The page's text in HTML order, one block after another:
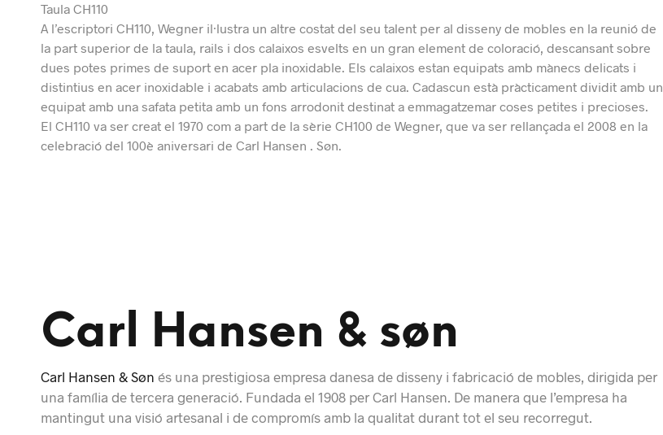
Taula CH110
A l’escriptori CH110, Wegner il·lustra un altre costat del seu talent per al disseny de mobles en la reunió de
la part superior de la taula, rails i dos calaixos esvelts en un gran element de coloració, descansant sobre
dues potes primes de suport en acer pla inoxidable. Els calaixos estan equipats amb mànecs delicats i
distintius en acer inoxidable i acabats amb articulacions de cua. Cadascun està pràcticament dividit amb un
equipat amb una safata petita amb un fons arrodonit destinat a emmagatzemar coses petites i precioses.
El CH110 va ser creat el 1970 com a part de la sèrie CH100 de Wegner, que va ser rellançada el 2008 en la
celebració del 100è aniversari de Carl Hansen . Søn.
Carl Hansen & søn
Carl Hansen & Søn és una prestigiosa empresa danesa de disseny i fabricació de mobles, dirigida per
una família de tercera generació. Fundada el 1908 per Carl Hansen. De manera que l’empresa ha
mantingut una visió artesanal i de compromís amb la qualitat durant tot el seu recorregut.